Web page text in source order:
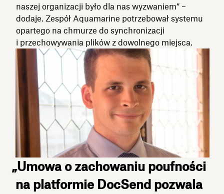
naszej organizacji było dla nas wyzwaniem” –
dodaje. Zespół Aquamarine potrzebował systemu
opartego na chmurze do synchronizacji
i przechowywania plików z dowolnego miejsca.
„Umowa o zachowaniu poufności
na platformie DocSend pozwala